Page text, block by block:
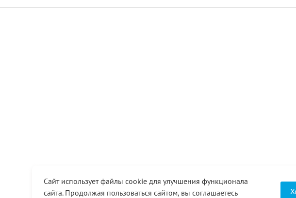
Сайт использует файлы cookie для улучшения функционала
сайта. Продолжая пользоваться сайтом, вы соглашаетесь